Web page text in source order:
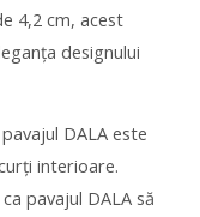
4,2 cm, acest
designului
DALA este
interioare.
pavajul DALA să